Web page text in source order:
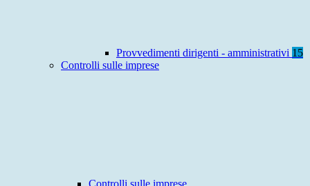
Provvedimenti dirigenti - amministrativi 15
Controlli sulle imprese